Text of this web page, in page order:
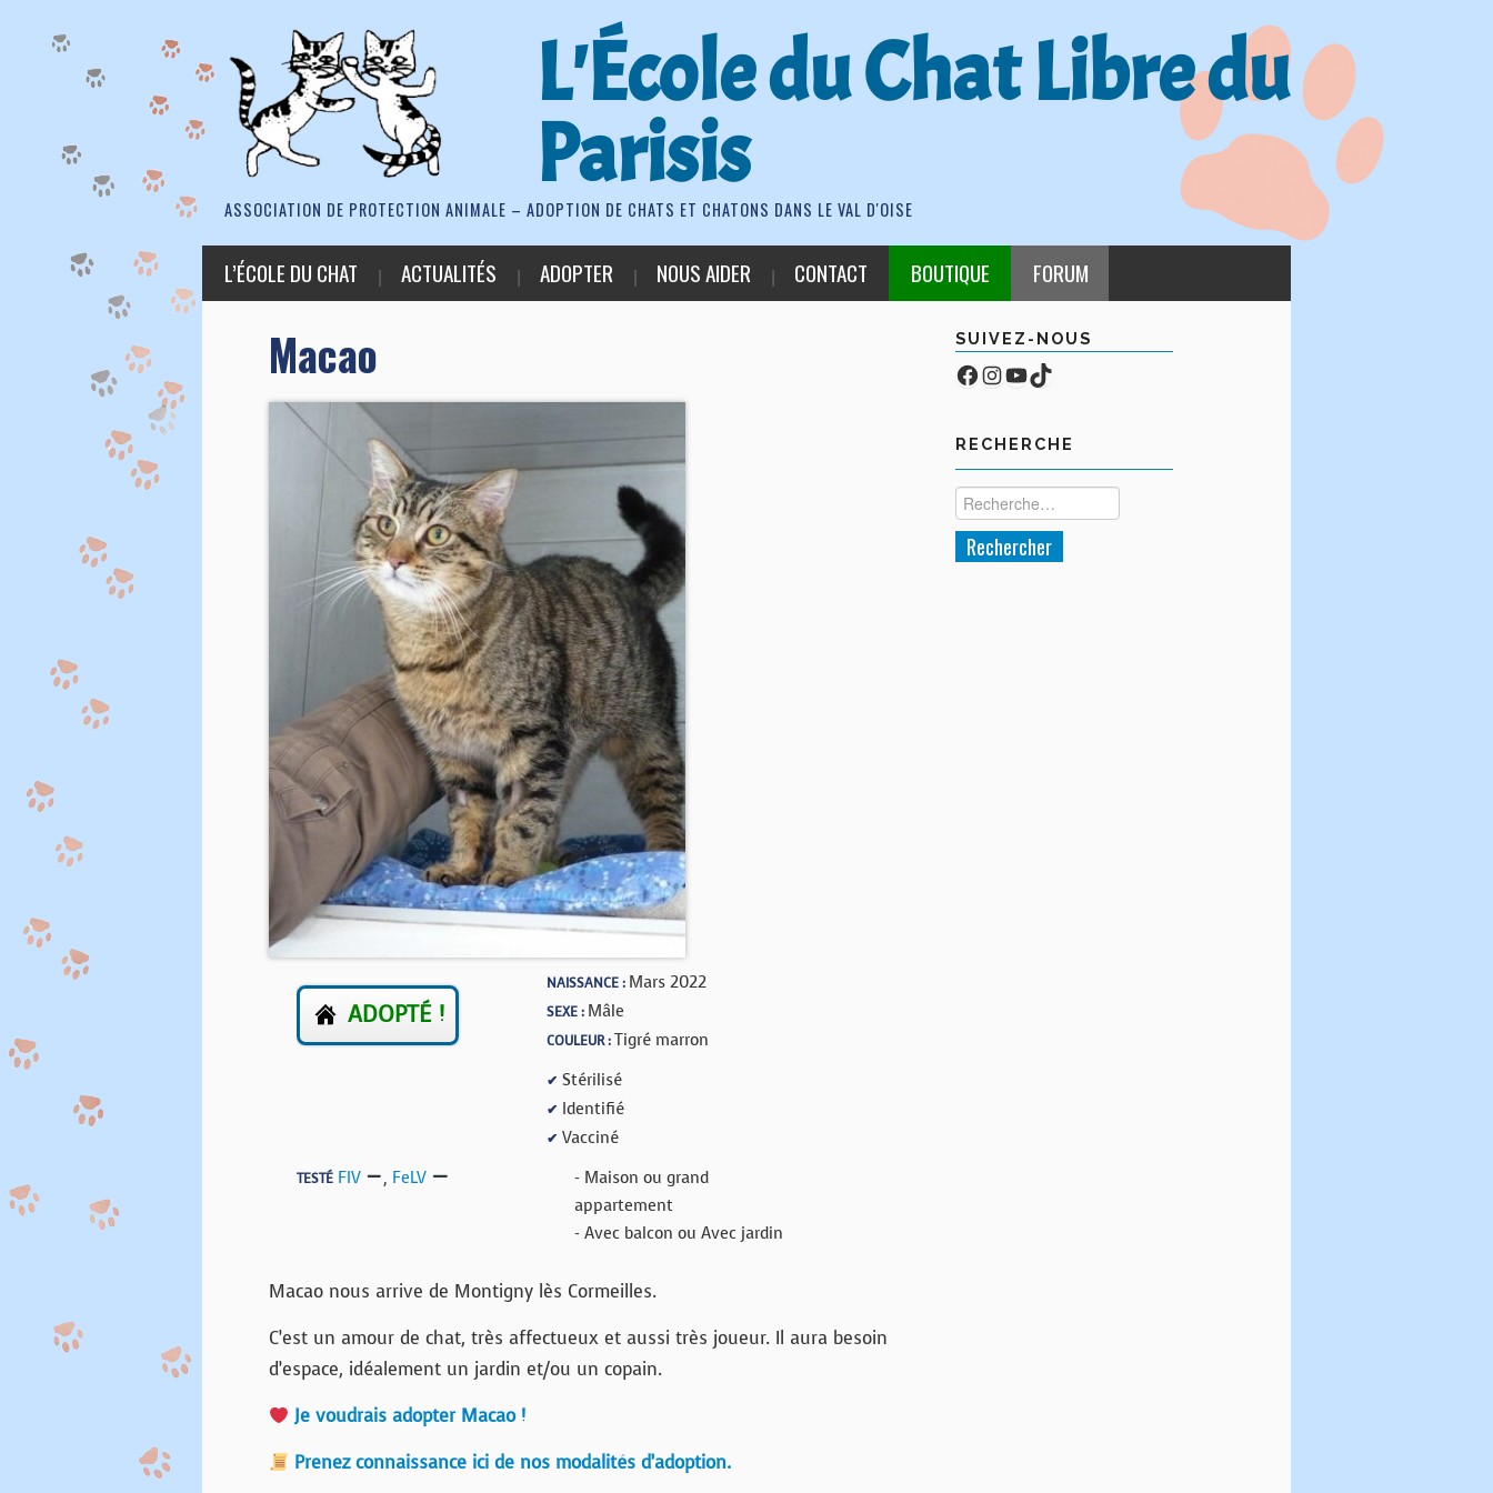
L'École du Chat Libre du
Parisis
ASSOCIATION DE PROTECTION ANIMALE – ADOPTION DE CHATS ET CHATONS DANS LE VAL D'OISE
L’ÉCOLE DU CHAT ACTUALITÉS ADOPTER NOUS AIDER CONTACT BOUTIQUE FORUM
Macao
ADOPTÉ !
NAISSANCE : Mars 2022
SEXE : Mâle
COULEUR :Tigré marron
✔ Stérilisé
✔ Identifié
✔ Vacciné
TESTÉ FIV , FeLV
- Maison ou grand
appartement
- Avec balcon ou Avec jardin
Macao nous arrive de Montigny lès Cormeilles.
C’est un amour de chat, très affectueux et aussi très joueur. Il aura besoin
d’espace, idéalement un jardin et/ou un copain.
Je voudrais adopter Macao !
Prenez connaissance ici de nos modalités d’adoption.
SUIVEZ-NOUS
Facebook
Compte Instagram
YouTube
TikTok
RECHERCHE